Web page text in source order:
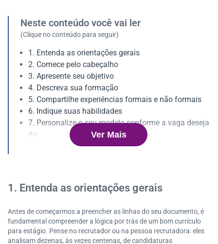
Neste conteúdo você vai ler
(Clique no conteúdo para seguir)
1. Entenda as orientações gerais
2. Comece pelo cabeçalho
3. Apresente seu objetivo
4. Descreva sua formação
5. Compartilhe experiências formais e não formais
6. Indique suas habilidades
7. Personalize o seu modelo conforme a vaga deseja
da
8. Inclua informações extras
giário?
Como se preparar para as etapas de seleção após o
Construa sua carreira na Serasa Experian!
Ver Mais
1. Entenda as orientações gerais
Antes de começarmos a preencher as linhas do seu documento, é
fundamental compreender a lógica por trás de um bom currículo
para estágio. Pense no recrutador ou na pessoa recrutadora: eles
analisam dezenas, às vezes centenas, de candidaturas